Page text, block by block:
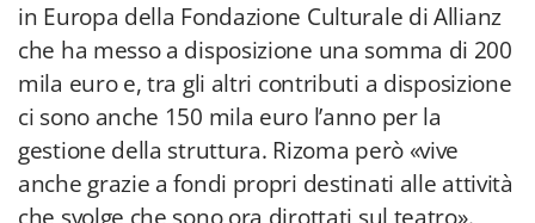
in Europa della Fondazione Culturale di Allianz
che ha messo a disposizione una somma di 200
mila euro e, tra gli altri contributi a disposizione
ci sono anche 150 mila euro l’anno per la
gestione della struttura. Rizoma però «vive
anche grazie a fondi propri destinati alle attività